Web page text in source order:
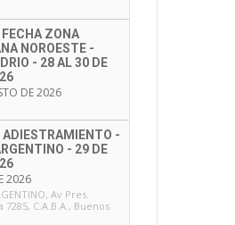
ZONA
NOROESTE -
- 28 AL 30 DE
DE 2026
ADIESTRAMIENTO -
- 29 DE
2026
, Av Pres.
C.A.B.A., Buenos